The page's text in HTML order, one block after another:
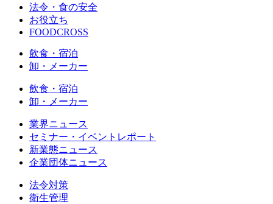
法令・食の安全
お役立ち
FOODCROSS
飲食・宿泊
卸・メーカー
飲食・宿泊
卸・メーカー
業界ニュース
セミナー・イベントレポート
新業態ニュース
企業団体ニュース
法令対策
衛生管理